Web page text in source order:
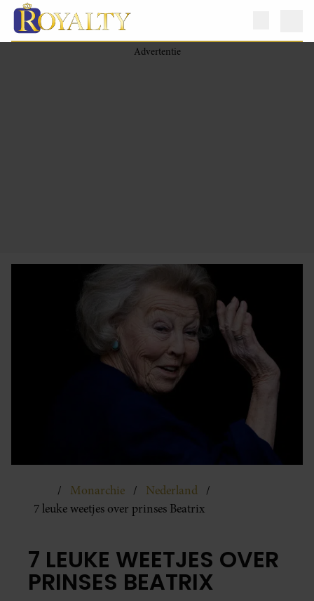
Monarchie
Nederland
7 leuke weetjes over prinses Beatrix
7 LEUKE WEETJES OVER
PRINSES BEATRIX